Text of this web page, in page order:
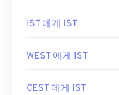
IST 에게 IST
WEST 에게 IST
CEST 에게 IST